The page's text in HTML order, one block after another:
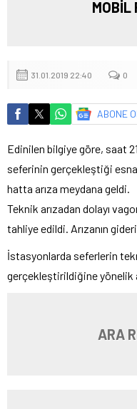
MOBİL
31.01.2019 22:40 0
ABONE OL
Edinilen bilgiye göre, saat
seferinin gerçekleştiği
hatta arıza meydana geldi.
Teknik arızadan dolayı
tahliye edildi. Arızanın
İstasyonlarda seferlerin
gerçekleştirildiğine yönelik
ARA